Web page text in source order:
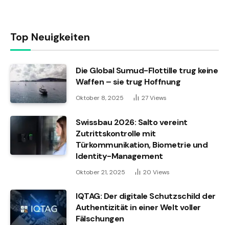
Top Neuigkeiten
Die Global Sumud-Flottille trug keine
Waffen – sie trug Hoffnung
Oktober 8, 2025 27Views
Swissbau 2026: Salto vereint
Zutrittskontrolle mit
Türkommunikation, Biometrie und
Identity-Management
Oktober 21, 2025 20 Views
IQTAG: Der digitale Schutzschild der
Authentizität in einer Welt voller
Fälschungen